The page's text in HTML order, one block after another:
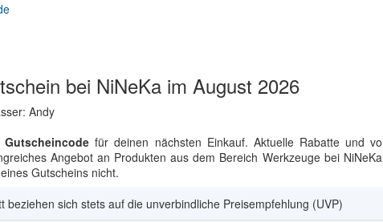
bei NiNeKa im August 2026
Andy
Gutscheincodefür deinen nächsten Einkauf. Aktuelle Rabatte und
Angebot an Produkten aus dem Bereich Werkzeuge bei
Gutscheins nicht.
beziehen sich stets auf die unverbindliche Preisempfehlung (UVP)